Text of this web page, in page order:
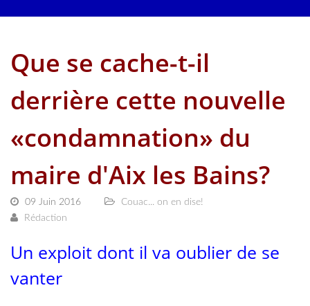
Que se cache-t-il
derrière cette nouvelle
«condamnation» du
maire d'Aix les Bains?
09 Juin 2016
Couac... on en dise!
Rédaction
Un exploit dont il va oublier de se
vanter